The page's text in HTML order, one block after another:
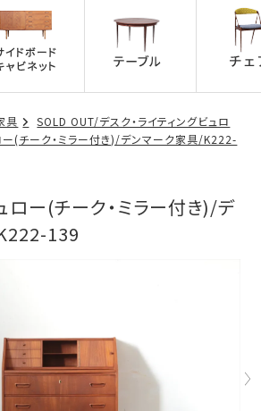
具
SOLD OUT/デスク・ライティングビュロ
ー(チーク・ミラー付き)/デンマーク家具/K222-
ロー(チーク・ミラー付き)/デ
139